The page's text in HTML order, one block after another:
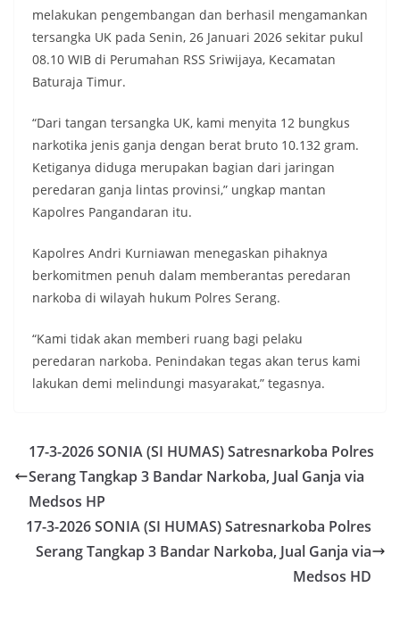
melakukan pengembangan dan berhasil mengamankan
tersangka UK pada Senin, 26 Januari 2026 sekitar pukul
08.10 WIB di Perumahan RSS Sriwijaya, Kecamatan
Baturaja Timur.
“Dari tangan tersangka UK, kami menyita 12 bungkus
narkotika jenis ganja dengan berat bruto 10.132 gram.
Ketiganya diduga merupakan bagian dari jaringan
peredaran ganja lintas provinsi,” ungkap mantan
Kapolres Pangandaran itu.
Kapolres Andri Kurniawan menegaskan pihaknya
berkomitmen penuh dalam memberantas peredaran
narkoba di wilayah hukum Polres Serang.
“Kami tidak akan memberi ruang bagi pelaku
peredaran narkoba. Penindakan tegas akan terus kami
lakukan demi melindungi masyarakat,” tegasnya.
17-3-2026 SONIA (SI HUMAS) Satresnarkoba Polres
Serang Tangkap 3 Bandar Narkoba, Jual Ganja via
Medsos HP
17-3-2026 SONIA (SI HUMAS) Satresnarkoba Polres
Serang Tangkap 3 Bandar Narkoba, Jual Ganja via
Medsos HD